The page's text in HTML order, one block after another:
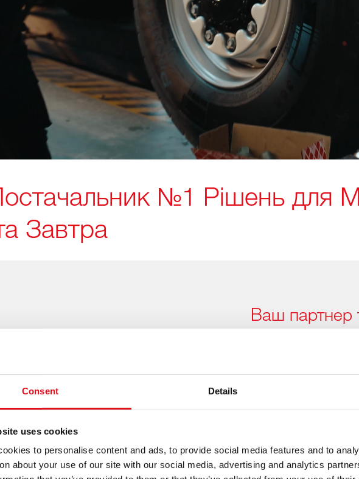
Consent Details
uses cookies
to personalise content and ads, to provide social media features and to
about your use of our site with our social media, advertising and analytics
№1 Рішень для
Завтра
Ваш партнер
Правильні
ринок, і febi вже готові
та застосуванню OE
швидко зростаючий